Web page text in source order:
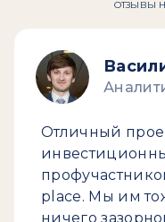
ОТЗЫВЫ
Отличный
place. Мы им
ничего